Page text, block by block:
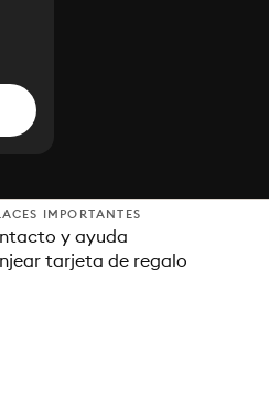
IMPORTANTES
y ayuda
tarjeta de regalo